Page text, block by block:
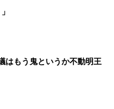
はもう鬼というか不動明王